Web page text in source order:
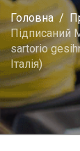
Головна
Підписаний
sartorio
Італія)